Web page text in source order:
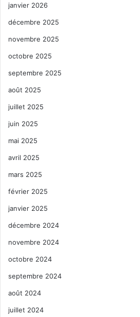
janvier 2026
décembre 2025
novembre 2025
octobre 2025
septembre 2025
août 2025
juillet 2025
juin 2025
mai 2025
avril 2025
mars 2025
février 2025
janvier 2025
décembre 2024
novembre 2024
octobre 2024
septembre 2024
août 2024
juillet 2024